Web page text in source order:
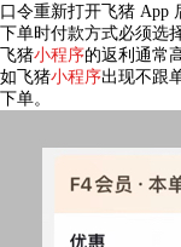
口令重新打开飞猪 App
下单时付款方式必须选
飞猪小程序的返利通常
如飞猪小程序出现不跟
下单。